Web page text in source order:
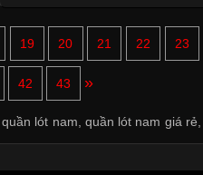
19 20 21 22 23
42 43 »
,quần lót nam quần lót nam giá rẻ